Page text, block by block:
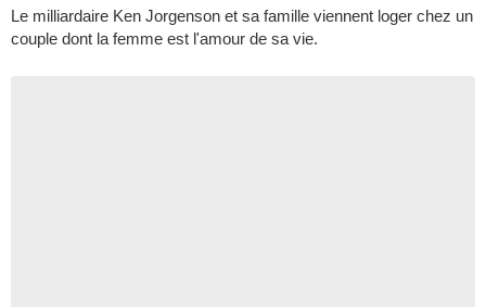
Le milliardaire Ken Jorgenson et sa famille viennent loger chez un
couple dont la femme est l'amour de sa vie.